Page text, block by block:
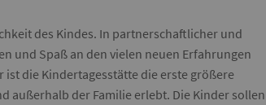
des Kindes. In partnerschaftlicher und
und Spaß an den vielen neuen Erfahrungen
die Kindertagesstätte die erste größere
außerhalb der Familie erlebt. Die Kinder sollen